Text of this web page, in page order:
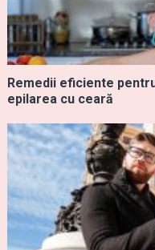
Remedii eficiente
epilarea cu ceară